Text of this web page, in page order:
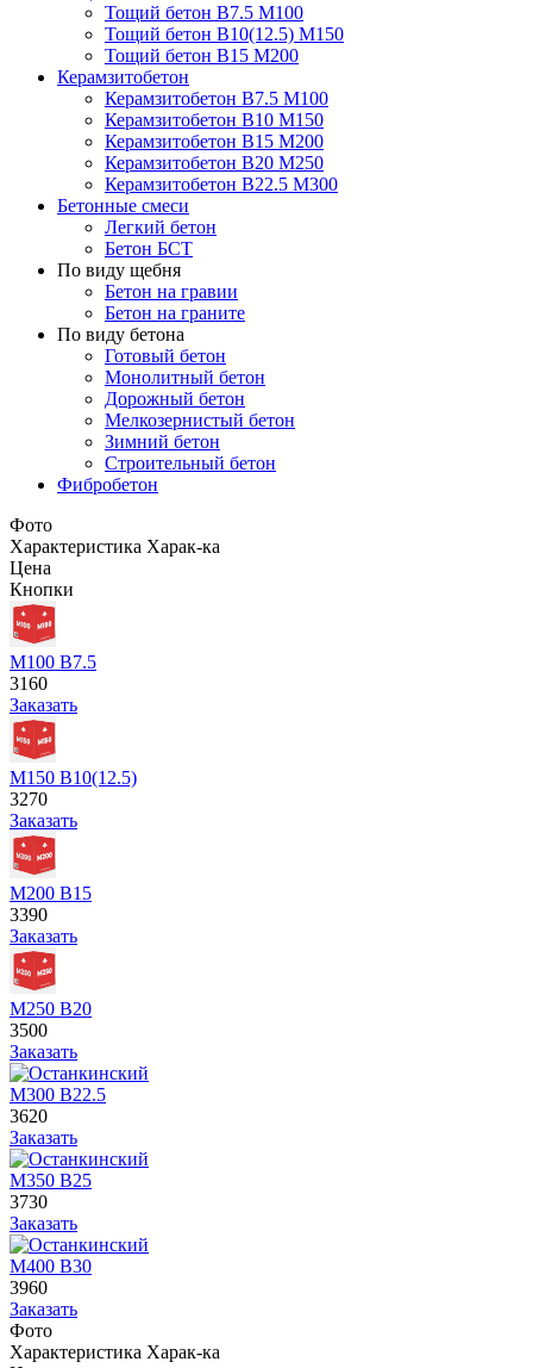
Тощий бетон В7.5 М100
Тощий бетон В10(12.5) М150
Тощий бетон В15 М200
Керамзитобетон
Керамзитобетон В7.5 М100
Керамзитобетон В10 М150
Керамзитобетон В15 М200
Керамзитобетон В20 М250
Керамзитобетон В22.5 М300
Бетонные смеси
Легкий бетон
Бетон БСТ
По виду щебня
Бетон на гравии
Бетон на граните
По виду бетона
Готовый бетон
Монолитный бетон
Дорожный бетон
Мелкозернистый бетон
Зимний бетон
Строительный бетон
Фибробетон
Фото
Характеристика Харак-ка
Цена
Кнопки
М100 В7.5
3160
Заказать
М150 В10(12.5)
3270
Заказать
М200 В15
3390
Заказать
М250 В20
3500
Заказать
М300 В22.5
3620
Заказать
М350 В25
3730
Заказать
М400 В30
3960
Заказать
Фото
Характеристика Харак-ка